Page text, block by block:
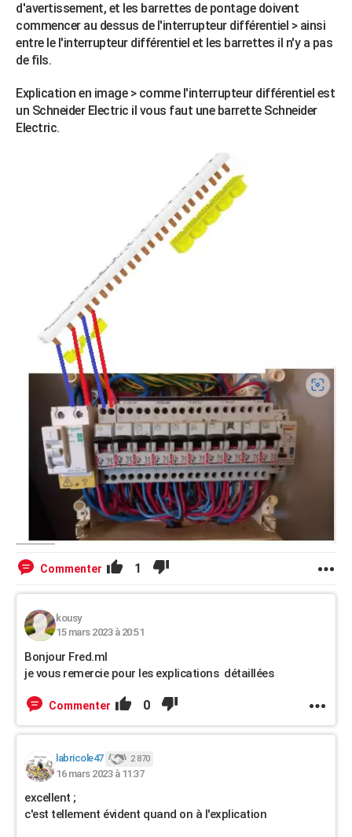
d'avertissement, et les barrettes de pontage doivent
commencer au dessus de l'interrupteur différentiel > ainsi
entre le l'interrupteur différentiel et les barrettes il n'y a pas
de fils.
Explication en image > comme l'interrupteur différentiel est
un Schneider Electric il vous faut une barrette Schneider
Electric.
Commenter 1
kousy
15 mars 2023 à 20:51
Bonjour Fred.ml
je vous remercie pour les explications détaillées
Commenter 0
labricole47 2 870
16 mars 2023 à 11:37
excellent ;
c'est tellement évident quand on à l'explication